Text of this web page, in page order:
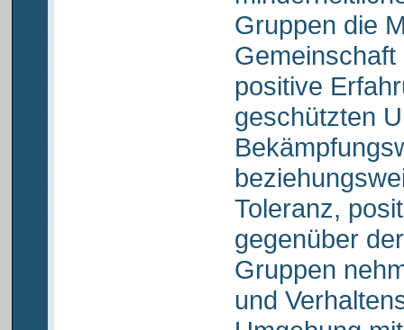
Gruppen die
positive
geschützten
Toleranz,
gegenüber
Gruppen
und